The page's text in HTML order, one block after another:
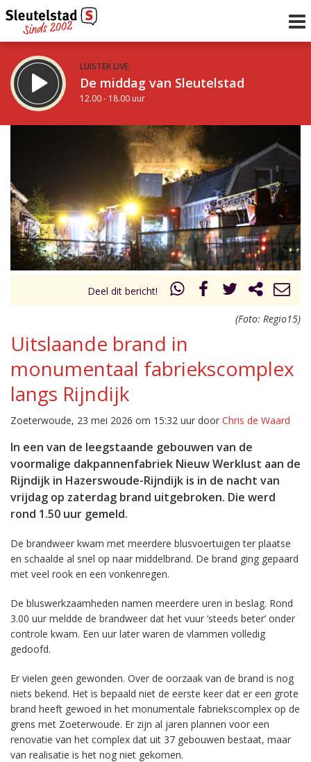
LUISTER LIVE:
De middag van Sleutelstad
12.00 - 18.00 uur
De vrijdagavond met Keanu
uur 1 van 0 Volgend uur
Inklappen
Deel dit bericht!
(Foto: Regio15)
Uitslaande brand in
monumentaal fabriekscomplex
langs Rijndijk
Zoeterwoude, 23 mei 2026 om 15:32 uur door Chris de Waard
In een van de leegstaande gebouwen van de
voormalige dakpannenfabriek Nieuw Werklust aan de
Rijndijk in Hazerswoude-Rijndijk is in de nacht van
vrijdag op zaterdag brand uitgebroken. Die werd
rond 1.50 uur gemeld.
De brandweer kwam met meerdere blusvoertuigen ter plaatse
en schaalde al snel op naar middelbrand. De brand ging gepaard
met veel rook en een vonkenregen.
De bluswerkzaamheden namen meerdere uren in beslag. Rond
3.00 uur meldde de brandweer dat het vuur ‘steeds beter’ onder
controle kwam. Een uur later waren de vlammen volledig
gedoofd.
Er vielen geen gewonden. Over de oorzaak van de brand is nog
niets bekend. Het is bepaald niet de eerste keer dat er een grote
brand heeft gewoed in het monumentale fabriekscomplex op de
grens met Zoeterwoude. Er zijn al jaren plannen voor een
renovatie van het complex dat uit 37 gebouwen bestaat, maar
van realisatie is het nog niet gekomen.